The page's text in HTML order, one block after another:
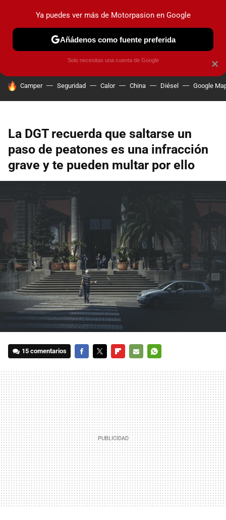
PRUEBAS COCHES ELÉCTRICOS OBSERVATORIO
HOY SE HABLA DE
Camper Seguridad Calor China Diésel Google
La DGT recuerda que saltarse un
paso de peatones es una infracción
grave y te pueden multar por ello
15 comentarios
MAIL
×
Ya puedes ver más de Motorpasion en Google
Añádenos como fuente preferida
Solo necesitas una cuenta de Google